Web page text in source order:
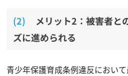
メリット2：被害者と
ズに進められる
青少年保護育成条例違反において